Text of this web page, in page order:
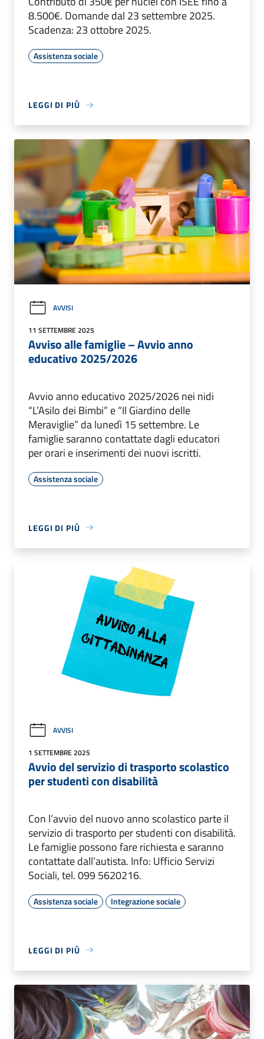
8.500€. Domande dal 23 settembre 2025.
Scadenza: 23 ottobre 2025.
Assistenza sociale
LEGGI DI PIÙ
AVVISI
11 SETTEMBRE 2025
Avviso alle famiglie – Avvio anno
educativo 2025/2026
Avvio anno educativo 2025/2026 nei nidi
“L’Asilo dei Bimbi” e “Il Giardino delle
Meraviglie” da lunedì 15 settembre. Le
famiglie saranno contattate dagli educatori
per orari e inserimenti dei nuovi iscritti.
Assistenza sociale
LEGGI DI PIÙ
AVVISI
1 SETTEMBRE 2025
Avvio del servizio di trasporto scolastico
per studenti con disabilità
Con l’avvio del nuovo anno scolastico parte il
servizio di trasporto per studenti con disabilità.
Le famiglie possono fare richiesta e saranno
contattate dall’autista. Info: Ufficio Servizi
Sociali, tel. 099 5620216.
Assistenza sociale Integrazione sociale
LEGGI DI PIÙ